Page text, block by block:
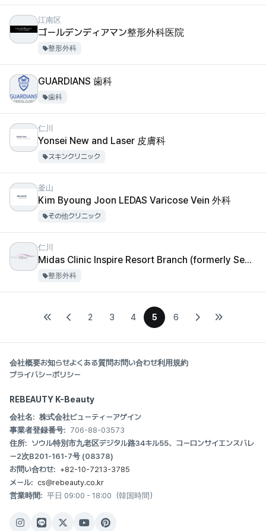
江南区
ゴールデンディアマン整形外科医院
整形外科
GUARDIANS 歯科
歯科
仁川
Yonsei New and Laser 皮膚科
スキンクリニック
釜山
Kim Byoung Joon LEDAS Varicose Vein 外科
その他クリニック
仁川
Midas Clinic Inspire Resort Branch (formerly Seonigo Eun Plastic Surgery)
整形外科
2 3 4 5 6
会社概要お知らせよくある質問お問い合わせ利用規約
プライバシーポリシー
REBEAUTY K-Beauty
会社名: 株式会社ビューティーアゲイン
事業者登録番号: 706-88-03573
住所: ソウル特別市九老区デジタル路34キル55、コーロンサイエンスバレ
ー2次B201-161-7号 (08378)
お問い合わせ: +82-10-7213-3785
メール: cs@rebeauty.co.kr
営業時間: 平日 09:00 - 18:00（韓国時間）